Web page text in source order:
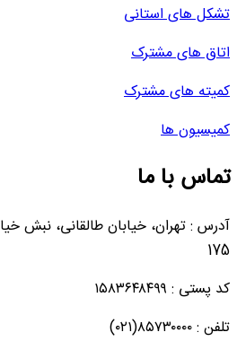
تشکل های استانی
اتاق های مشترک
کمیته های مشترک
کمیسیون ها
تماس با ما
آدرس : تهران، خیابان طالقانی، نبش
175
کد پستی : ۱۵۸۳۶۴۸۴۹۹
تلفن : ۸۵۷۳۰۰۰۰(۰۲۱)